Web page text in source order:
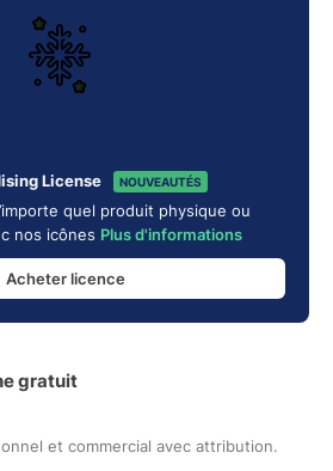
License NOUVEAUTÉS
quel produit physique ou
nos icônes Plus d'informations
Acheter licence
gratuit
et commercial avec attribution.